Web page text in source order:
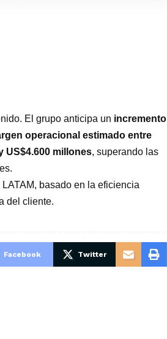
El grupo anticipa un incremento
operacional estimado entre
US$4.600 millones, superando las
basado en la eficiencia
del cliente.
Facebook Twitter